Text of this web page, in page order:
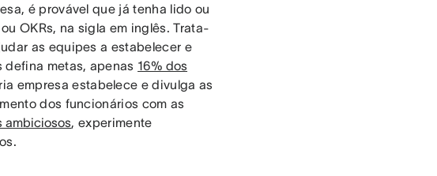
é provável que já tenha lido ou
OKRs, na sigla em inglês. Trata-
as equipes a estabelecer e
defina metas, apenas 16% dos
empresa estabelece e divulga as
dos funcionários com as
ambiciosos, experimente